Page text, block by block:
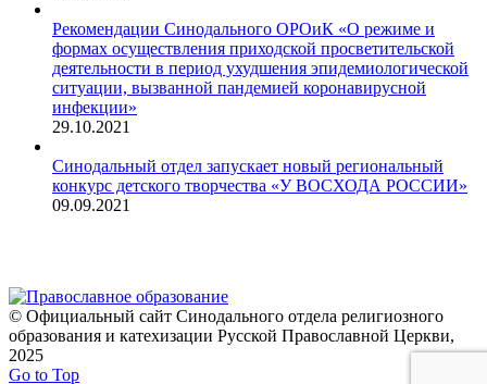
Рекомендации Синодального ОРОиК «О режиме и
формах осуществления приходской просветительской
деятельности в период ухудшения эпидемиологической
ситуации, вызванной пандемией коронавирусной
инфекции»
29.10.2021
Синодальный отдел запускает новый региональный
конкурс детского творчества «У ВОСХОДА РОССИИ»
09.09.2021
© Официальный сайт Синодального отдела религиозного
образования и катехизации Русской Православной Церкви,
2025
Go to Top